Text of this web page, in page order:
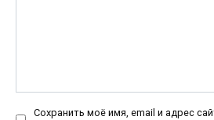
Сохранить моё имя, email и адрес